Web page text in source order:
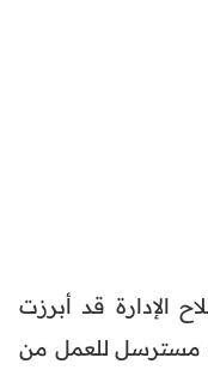
الإدارة قد أبرزت
مسترسل للعمل من